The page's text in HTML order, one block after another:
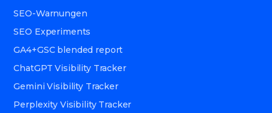
SEO-Warnungen
SEO Experiments
GA4+GSC blended report
ChatGPT Visibility Tracker
Gemini Visibility Tracker
Perplexity Visibility Tracker